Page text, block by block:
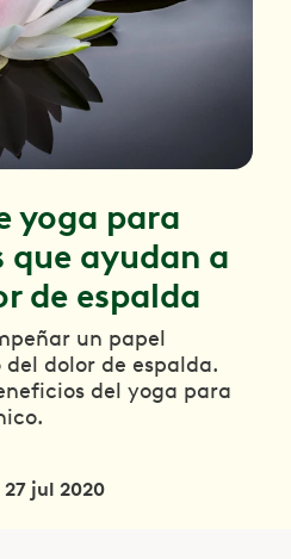
yoga para
ayudan a
de espalda
un papel
dolor de espalda.
del yoga para
jul 2020